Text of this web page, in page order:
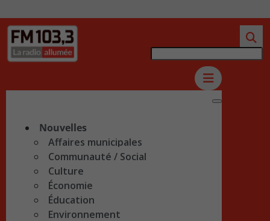
Nouvelles
Affaires municipales
Communauté / Social
Culture
Économie
Éducation
Environnement